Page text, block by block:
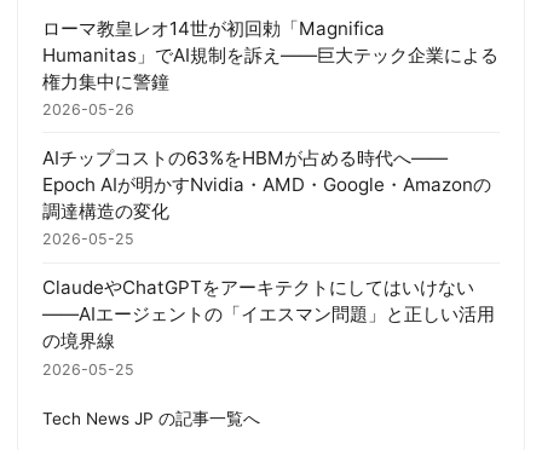
ローマ教皇レオ14世が初回勅「Magnifica
Humanitas」でAI規制を訴え——巨大テック企業による
権力集中に警鐘
2026-05-26
AIチップコストの63%をHBMが占める時代へ——
Epoch AIが明かすNvidia・AMD・Google・Amazonの
調達構造の変化
2026-05-25
ClaudeやChatGPTをアーキテクトにしてはいけない
——AIエージェントの「イエスマン問題」と正しい活用
の境界線
2026-05-25
Tech News JP の記事一覧へ